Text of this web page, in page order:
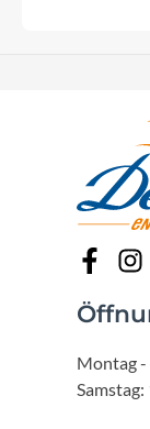
Montag -